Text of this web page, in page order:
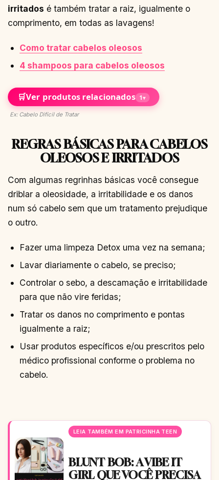
irritados é também tratar a raiz, igualmente o
comprimento, em todas as lavagens!
Como tratar cabelos oleosos
4 shampoos para cabelos oleosos
🛒Ver produtos relacionados 1▾
Ex: Cabelo Difícil de Tratar
REGRAS BÁSICAS PARA CABELOS
OLEOSOS E IRRITADOS
Com algumas regrinhas básicas você consegue
driblar a oleosidade, a irritabilidade e os danos
num só cabelo sem que um tratamento prejudique
o outro.
Fazer uma limpeza Detox uma vez na semana;
Lavar diariamente o cabelo, se preciso;
Controlar o sebo, a descamação e irritabilidade
para que não vire feridas;
Tratar os danos no comprimento e pontas
igualmente a raiz;
Usar produtos específicos e/ou prescritos pelo
médico profissional conforme o problema no
cabelo.
LEIA TAMBÉM EM PATRICINHA TEEN
BLUNT BOB: A VIBE IT
GIRL QUE VOCÊ PRECISA